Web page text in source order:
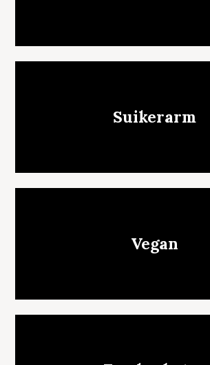
Suikerarm
Vegan